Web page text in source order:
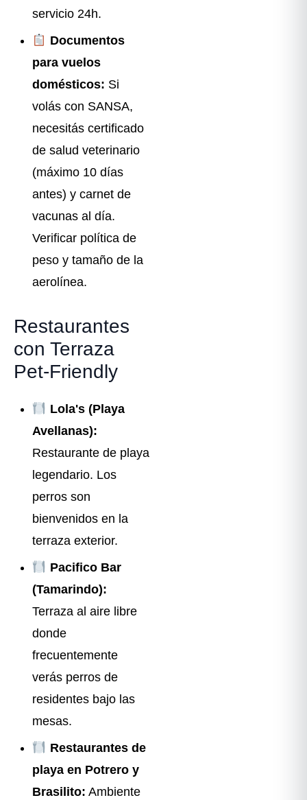
servicio 24h.
Documentos
para vuelos
domésticos: Si
volás con SANSA,
necesitás certificado
de salud veterinario
(máximo 10 días
antes) y carnet de
vacunas al día.
Verificar política de
peso y tamaño de la
aerolínea.
Restaurantes
con Terraza
Pet-Friendly
Lola's (Playa
Avellanas):
Restaurante de playa
legendario. Los
perros son
bienvenidos en la
terraza exterior.
Pacifico Bar
(Tamarindo):
Terraza al aire libre
donde
frecuentemente
verás perros de
residentes bajo las
mesas.
Restaurantes de
playa en Potrero y
Brasilito: Ambiente